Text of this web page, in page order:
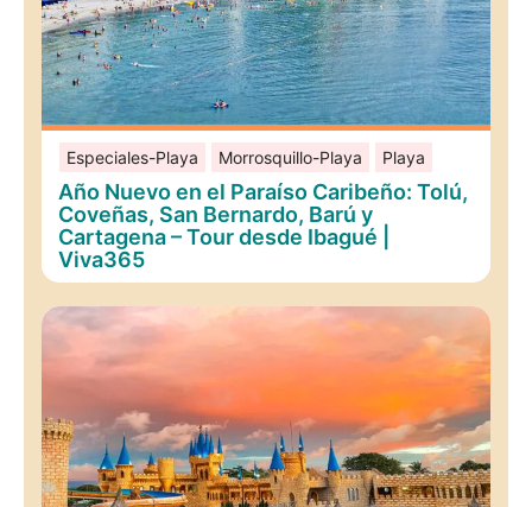
Especiales-Playa Morrosquillo-Playa Playa
Año Nuevo en el Paraíso Caribeño: Tolú,
Coveñas, San Bernardo, Barú y
Cartagena – Tour desde Ibagué |
Viva365